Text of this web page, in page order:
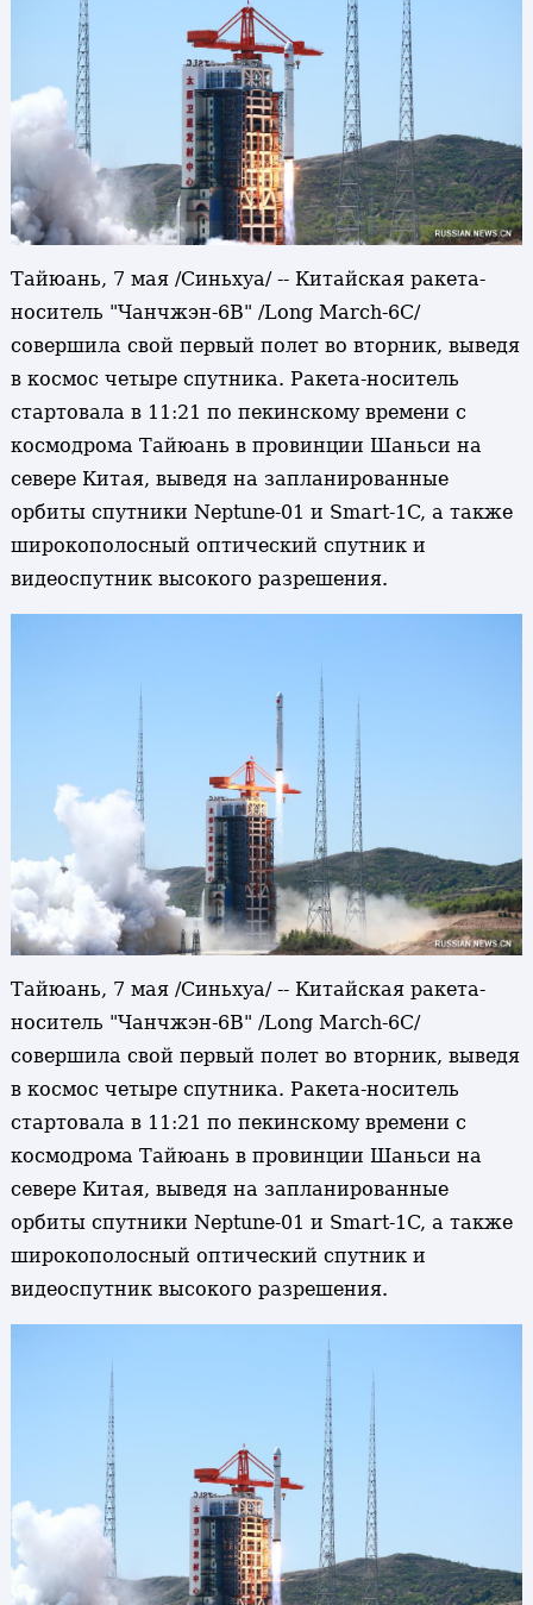
Тайюань, 7 мая /Синьхуа/ -- Китайская ракета-
носитель "Чанчжэн-6В" /Long March-6С/
совершила свой первый полет во вторник, выведя
в космос четыре спутника. Ракета-носитель
стартовала в 11:21 по пекинскому времени с
космодрома Тайюань в провинции Шаньси на
севере Китая, выведя на запланированные
орбиты спутники Neptune-01 и Smart-1C, а также
широкополосный оптический спутник и
видеоспутник высокого разрешения.
Тайюань, 7 мая /Синьхуа/ -- Китайская ракета-
носитель "Чанчжэн-6В" /Long March-6С/
совершила свой первый полет во вторник, выведя
в космос четыре спутника. Ракета-носитель
стартовала в 11:21 по пекинскому времени с
космодрома Тайюань в провинции Шаньси на
севере Китая, выведя на запланированные
орбиты спутники Neptune-01 и Smart-1C, а также
широкополосный оптический спутник и
видеоспутник высокого разрешения.